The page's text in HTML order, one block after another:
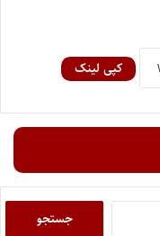
کپی لینک